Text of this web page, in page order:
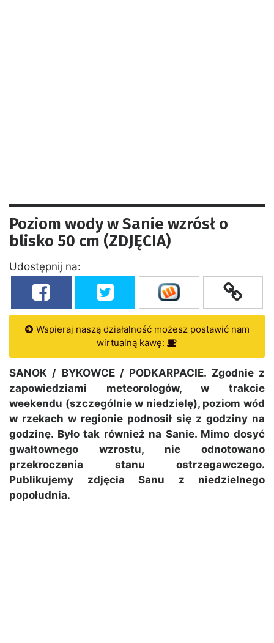
Poziom wody w Sanie wzrósł o
blisko 50 cm (ZDJĘCIA)
Udostępnij na:
Wspieraj naszą działalność możesz postawić nam
wirtualną kawę:
SANOK / BYKOWCE / PODKARPACIE. Zgodnie z
zapowiedziami meteorologów, w trakcie
weekendu (szczególnie w niedzielę), poziom wód
w rzekach w regionie podnosił się z godziny na
godzinę. Było tak również na Sanie. Mimo dosyć
gwałtownego wzrostu, nie odnotowano
przekroczenia stanu ostrzegawczego.
Publikujemy zdjęcia Sanu z niedzielnego
popołudnia.